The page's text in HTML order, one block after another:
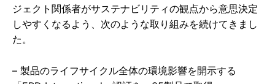
ジェクト関係者がサステナビリティの観点から意思決定
しやすくなるよう、次のような取り組みを続けてきまし
た。
– 製品のライフサイクル全体の環境影響を開示する